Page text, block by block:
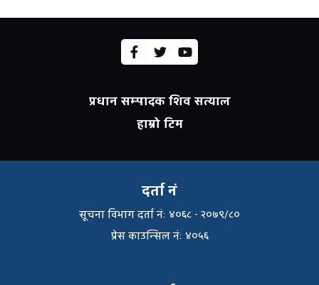
प्रधान सम्पादक शिव सत्याल
हाम्रो टिम
दर्ता नं
सूचना विभाग दर्ता नंः ४०६८ - २०७९/८०
प्रेस काउन्सिल नंः ४०५६